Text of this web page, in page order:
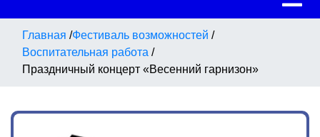
Главная /Фестиваль возможностей /
Воспитательная работа /
Праздничный концерт «Весенний гарнизон»